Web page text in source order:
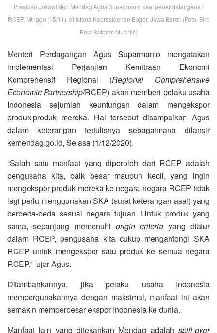
Presiden Jokowi dan Mendag Agus Suparmanto usai penandatanganan
RCEP, Minggu (15/11), di Istana Kepresidenan Bogor, Jawa Barat. (Foto: Biro
Pers Setpres/Muchlis)
Menteri Perdagangan Agus Suparmanto mengatakan
implementasi Perjanjian Kemitraan Ekonomi
Komprehensif Regional (Regional Comprehensive
Economic Partnership/RCEP) akan memberi pelaku usaha
Indonesia sejumlah keuntungan dalam mengekspor
produk-produk mereka. Hal tersebut disampaikan Agus
dalam keterangan tertulisnya sebagaimana dilansir
kemendag.go.id, Selasa (1/12/2020).
“Salah satu manfaat yang diperoleh dari RCEP adalah
pengusaha kita, baik besar maupun kecil, yang ingin
mengekspor produk mereka ke negara-negara RCEP tidak
lagi perlu menggunakan SKA (surat keterangan asal) yang
berbeda-beda sesuai negara tujuan. Untuk produk yang
sama, sepanjang memenuhi origin criteria yang diatur
dalam RCEP, pengusaha kita cukup mengantongi SKA
RCEP untuk mengekspor satu produk ke semua negara
RCEP,” ujar Agus.
Ditambahkannya, jika pelaku usaha Indonesia
mempergunakannya dengan maksimal, manfaat ini akan
semakin memperbesar ekspor Indonesia ke dunia.
Manfaat lain yang ditekankan Mendag adalah spill-over